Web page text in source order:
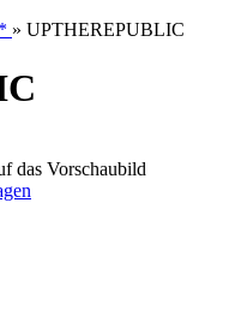
» UPTHEREPUBLIC
das Vorschaubild